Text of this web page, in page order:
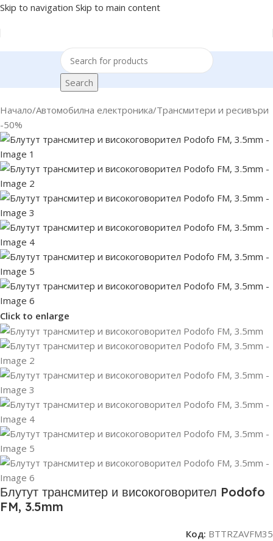
Skip to navigation Skip to main content
Search
Начало/Автомобилна електроника/Трансмитери и ресивъри
-50%
Click to enlarge
Блутут трансмитер и високоговорител Podofo
FM, 3.5mm
Код: BTTRZAVFM35